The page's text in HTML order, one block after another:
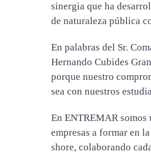
sinergia que ha
de naturaleza pública
En palabras del Sr.
Hernando Cubides
porque nuestro
sea con nuestros
En ENTREMAR somos
empresas a formar en
shore, colaborando